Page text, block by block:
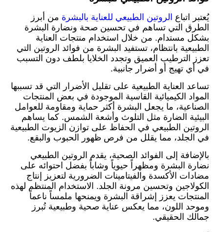
يُعتبر اتباع الروتين الطبيعي للعناية بالبشرة من أبرز
الطرق التي تساهم في تحسين صحة ونضارة البشرة
بشكل مستدام. من خلال استخدام منتجات العناية
الطبيعية بانتظام، تستفيد البشرة من فوائد الروتين التي
تعزز الترطيب العميق وتجدد الخلايا بلطف دون التسبب
في أي تهيج أو أضرار جانبية.
تساعد العناية الطبيعية على تقليل الأضرار التي قد تسببها
المواد الكيميائية القاسية الموجودة في بعض المنتجات
الصناعية، ما يجعل البشرة أكثر حماية ومقاومة للعوامل
البيئية الضارة مثل التلوث وأشعة الشمس. كما يساهم
الروتين الطبيعي في الحفاظ على توازن الزيوت الطبيعية
في الجلد، مما يقلل من فرص ظهور الحبوب والبقع.
بالإضافة إلى الفوائد الصحية، يقدم الروتين الطبيعي
نضارة البشرة ومظهراً حيوياً وشاباً بفضل احتوائه على
مضادات الأكسدة والفيتامينات الضرورية لتعزيز إنتاج
الكولاجين وتحسين مرونة الجلد. الاستخدام المنتظم لهذه
المنتجات يعزز إشراقة البشرة ويمنحها ملمساً ناعماً
وموحد اللون، مما يعكس عناية صحية وطبيعية تُبرز
جمالك الحقيقي.